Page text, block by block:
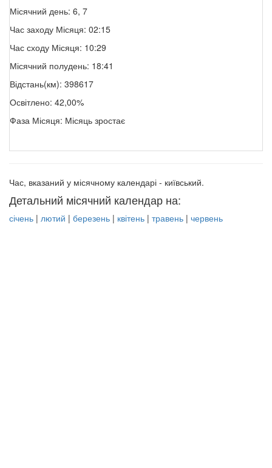
Місячний день: 6, 7
Час заходу Місяця: 02:15
Час сходу Місяця: 10:29
Місячний полудень: 18:41
Відстань(км): 398617
Освітлено: 42,00%
Фаза Місяця: Місяць зростає
Час, вказаний у місячному календарі - київський.
Детальний місячний календар на:
січень | лютий | березень | квітень | травень | червень